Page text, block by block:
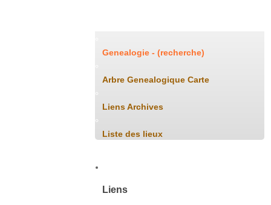
Genealogie - (recherche)
Arbre Genealogique Carte
Liens Archives
Liste des lieux
Liens